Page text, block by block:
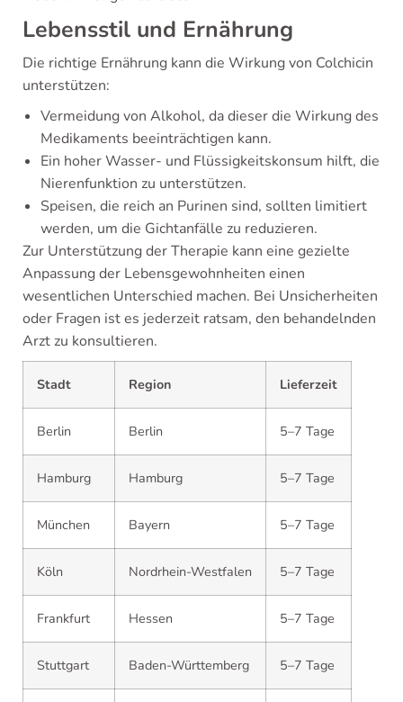
Lebensstil und Ernährung
Die richtige Ernährung kann die Wirkung von Colchicin
unterstützen:
Vermeidung von Alkohol, da dieser die Wirkung des
Medikaments beeinträchtigen kann.
Ein hoher Wasser- und Flüssigkeitskonsum hilft, die
Nierenfunktion zu unterstützen.
Speisen, die reich an Purinen sind, sollten limitiert
werden, um die Gichtanfälle zu reduzieren.
Zur Unterstützung der Therapie kann eine gezielte
Anpassung der Lebensgewohnheiten einen
wesentlichen Unterschied machen. Bei Unsicherheiten
oder Fragen ist es jederzeit ratsam, den behandelnden
Arzt zu konsultieren.
Stadt Region Lieferzeit
Berlin Berlin 5–7 Tage
Hamburg Hamburg 5–7 Tage
München Bayern 5–7 Tage
Köln Nordrhein-Westfalen 5–7 Tage
Frankfurt Hessen 5–7 Tage
Stuttgart Baden-Württemberg 5–7 Tage